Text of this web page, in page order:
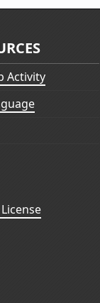
Activity